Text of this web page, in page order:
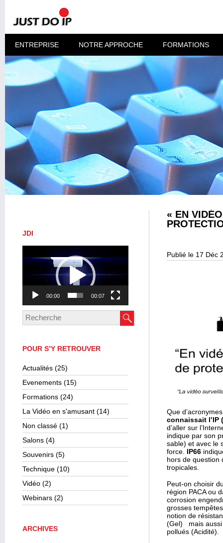
ENTREPRISE NOTRE APPROCHE FORMATIONS
JDI
vidéo
00:00 00:07
POUR S’Y RETROUVER
Actualités (25)
Evenements (15)
Formations (24)
La Vidéo en s'amusant (14)
Non classé (1)
Salons (4)
Souvenirs (5)
Technique (10)
Vidéo (2)
Webinars (2)
ARCHIVES
« EN
Publié le 17 Déc
Que
connaissait l’IP
d’aller sur
indique par son
sable) et avec le
force. IP66
hors de question
tropicales.
Peut-on choisir
région PACA ou
corrosion
grosses
notion de
(Gel) mais aussi
pollués (Acidité).